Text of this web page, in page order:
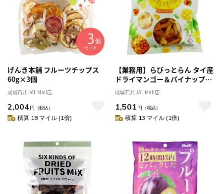
げんき本舗 フルーツチップス
60g×3個
成城石井 JAL Mall店
2,004円 （税込）
積算 18 マイル (1倍)
【業務用】らびっとらん タイ産
ドライマンゴー＆パイナップル
500g | 業務用規格
成城石井 JAL Mall店
1,501 円 （税込）
積算 13 マイル (1倍)